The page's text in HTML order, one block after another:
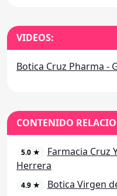
VIDEOS:
Botica Cruz Pharma -
CONTENIDO
5.0 ★
Farmacia Cruz
Herrera
4.9 ★ Botica Virgen